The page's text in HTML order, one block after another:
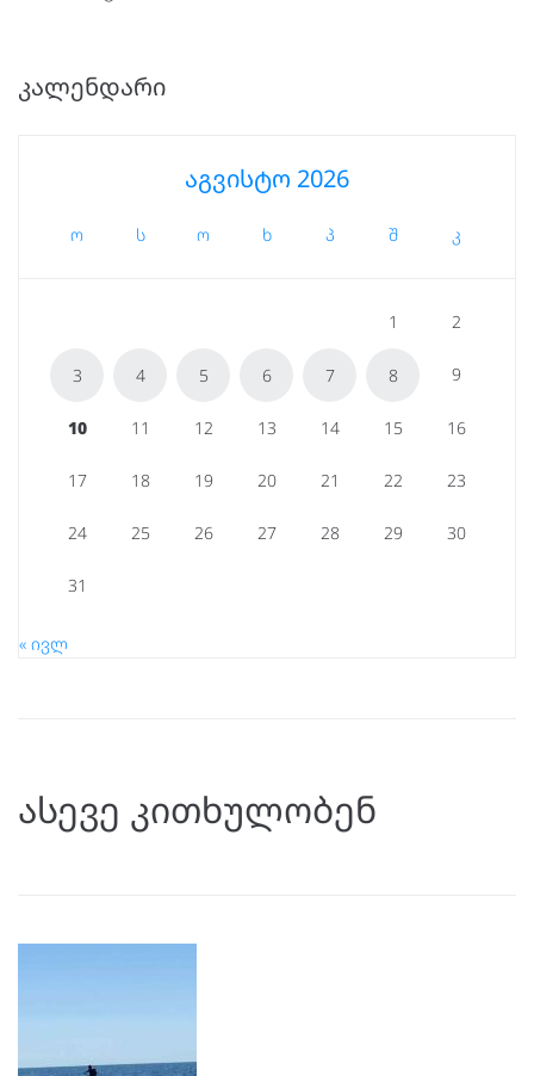
ᲙᲐᲚᲔᲜᲓᲐᲠᲘ
აგვისტო 2026
ო ს ო ხ პ შ კ
1 2
3 4 5 6 7 8 9
10 11 12 13 14 15 16
17 18 19 20 21 22 23
24 25 26 27 28 29 30
31
« ივლ
ასევე კითხულობენ